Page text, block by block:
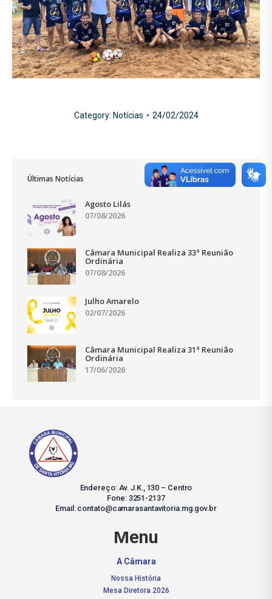
Category: Notícias 24/02/2024
Últimas Notícias
Agosto Lilás
07/08/2026
Câmara Municipal Realiza 33ª Reunião
Ordinária
07/08/2026
Julho Amarelo
02/07/2026
Câmara Municipal Realiza 31ª Reunião
Ordinária
17/06/2026
Endereço: Av. J.K., 130 – Centro
Fone: 3251-2137
Email: contato@camarasantavitoria.mg.gov.br
Menu
A Câmara
Nossa História
Mesa Diretora 2026